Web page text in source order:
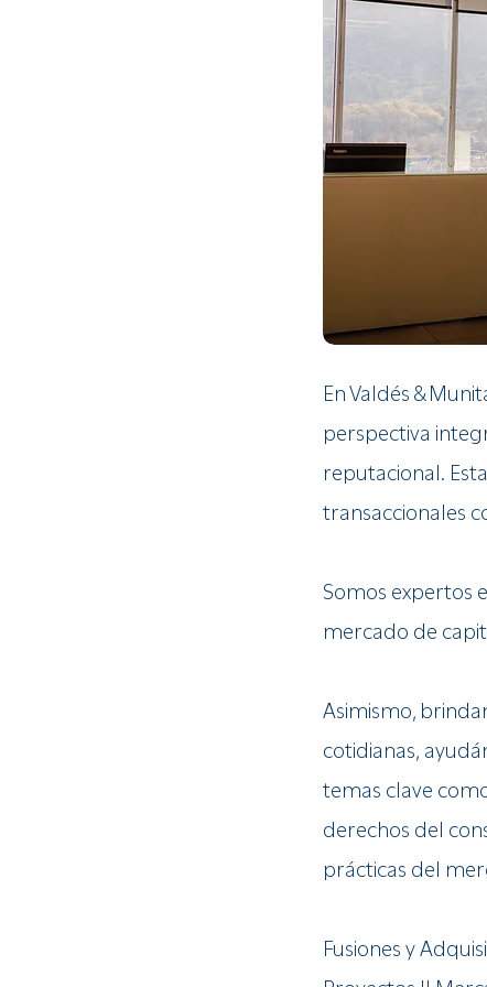
En Valdés &
perspectiva
reputacional.
transaccionales
Somos expertos
mercado de
Asimismo,
cotidianas,
temas clave
derechos del
prácticas del
Fusiones y